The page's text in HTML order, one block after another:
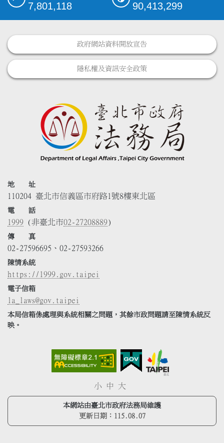
7,801,118 90,413,299
政府網站資料開放宣告
隱私權及資訊安全政策
地 址
110204 臺北市信義區市府路1號8樓東北區
電 話
1999 (非臺北市02-27208889)
傳 真
02-27596695、02-27593266
陳情系統
https://1999.gov.taipei
電子信箱
la_laws@gov.taipei
本局信箱係處理與系統相關之問題，其餘市政問題請至陳情系統反
映。
小 中 大
本網站由臺北市政府法務局維護
更新日期： 115.08.07